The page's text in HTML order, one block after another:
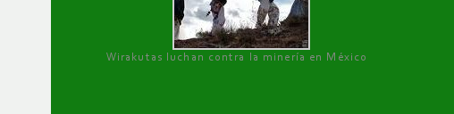
Wirakutas luchan contra la minería en México